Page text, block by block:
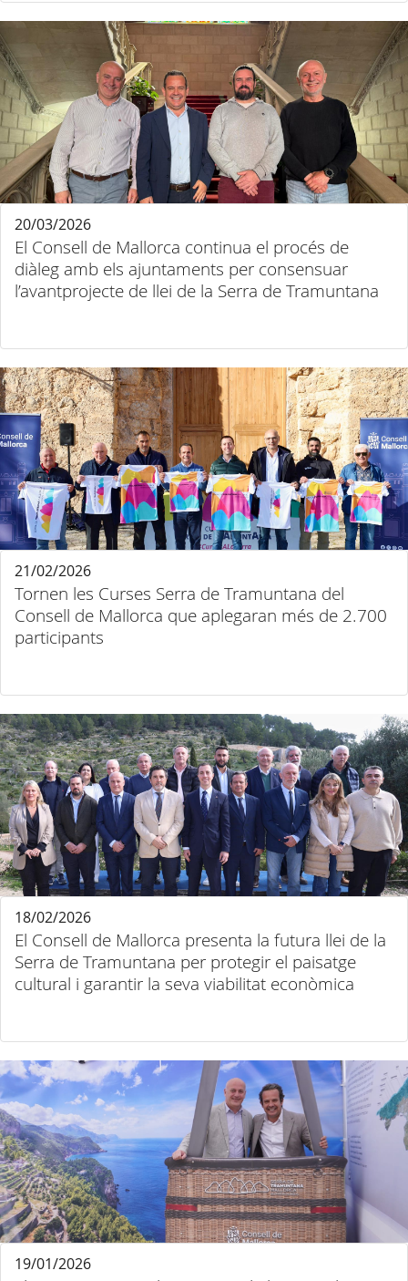
El Consell de Mallorca continua el procés de
diàleg amb els ajuntaments per consensuar
l’avantprojecte de llei de la Serra de Tramuntana
20/03/2026
Tornen les Curses Serra de Tramuntana del
Consell de Mallorca que aplegaran més de 2.700
participants
21/02/2026
El Consell de Mallorca presenta la futura llei de la
Serra de Tramuntana per protegir el paisatge
cultural i garantir la seva viabilitat econòmica
18/02/2026
19/01/2026